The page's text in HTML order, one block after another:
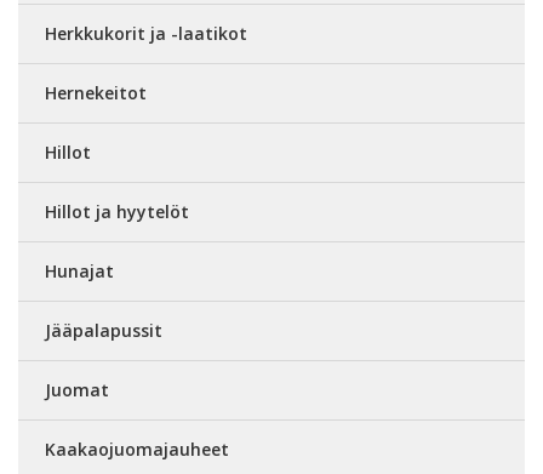
Herkkukorit ja -laatikot
Hernekeitot
Hillot
Hillot ja hyytelöt
Hunajat
Jääpalapussit
Juomat
Kaakaojuomajauheet